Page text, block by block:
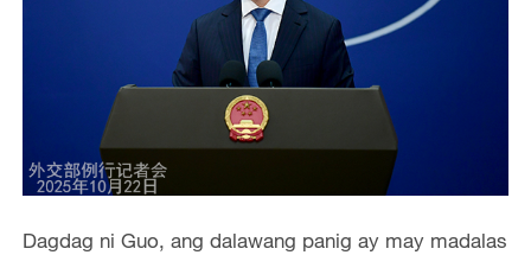
Dagdag ni Guo, ang dalawang panig ay may madalas